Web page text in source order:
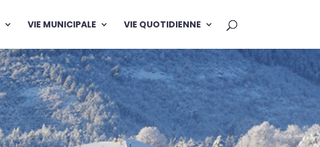
VIE MUNICIPALE VIE QUOTIDIENNE